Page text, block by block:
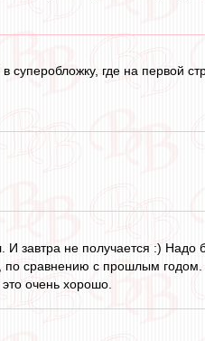
суперобложку, где на первой
завтра не получается :)
сравнению с прошлым
очень хорошо.